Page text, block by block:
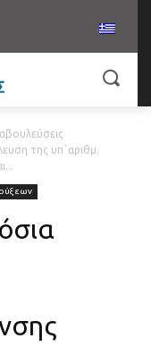
της υπ΄αριθμ.